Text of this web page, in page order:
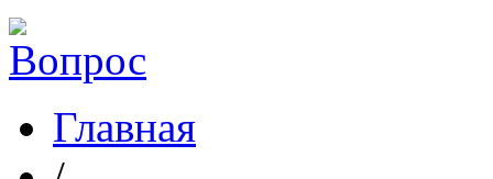
Главная